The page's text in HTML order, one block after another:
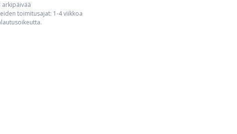
toimitusajat: 1-4 viikkoa